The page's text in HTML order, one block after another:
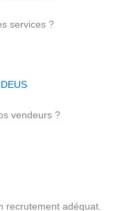
services ?
vendeurs ?
recrutement adéquat.